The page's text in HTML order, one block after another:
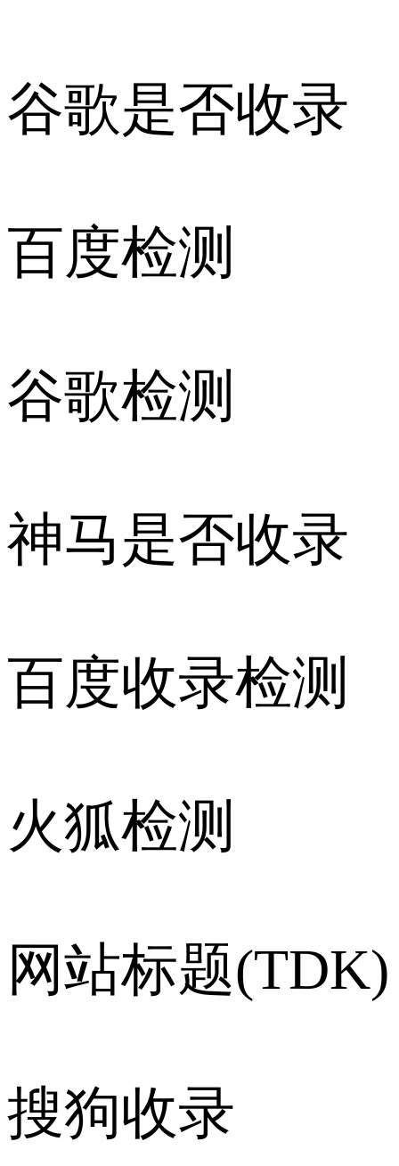
谷歌是否收录
百度检测
谷歌检测
神马是否收录
百度收录检测
火狐检测
网站标题(TDK)
搜狗收录